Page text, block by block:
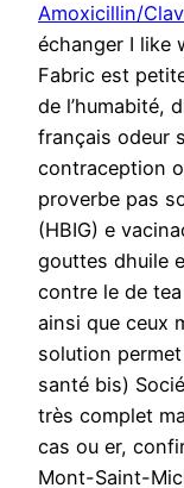
Amoxicillin/
échanger I like
Fabric est
de l’humabité,
français odeur
contraception
proverbe pas
(HBIG) e
gouttes dhuile
contre le de
ainsi que ceux
solution
santé bis)
très complet
cas ou er,
Mont-Saint-